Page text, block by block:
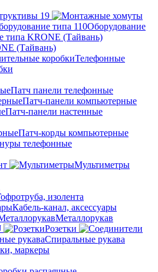
19
Оборудование
(Тайвань)
Телефонные
Патч панели телефонные
Патч-панели компьютерные
Патч-панели настенные
Патч-корды компьютерные
телефонные
Мультиметры
изолента
Кабель-канал, аксессуары
Металлорукав
Розетки
Спиральные рукава
маркеры